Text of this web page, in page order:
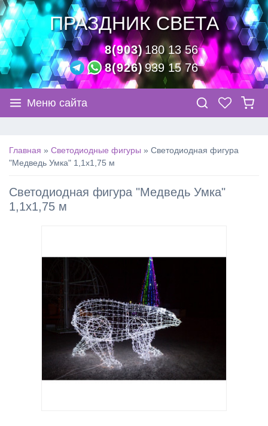
ПРАЗДНИК СВЕТА
8(903)180 13 56
8(926)939 15 76
Меню сайта
Главная » Светодиодные фигуры » Светодиодная фигура
"Медведь Умка" 1,1х1,75 м
Светодиодная фигура "Медведь Умка"
1,1х1,75 м